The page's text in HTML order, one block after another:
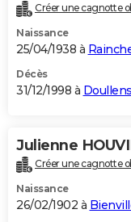
Créer une cagnotte
Naissance
25/04/1938 à
Décès
31/12/1998 à Doullens
Julienne
Créer une cagnotte
Naissance
26/02/1902 à